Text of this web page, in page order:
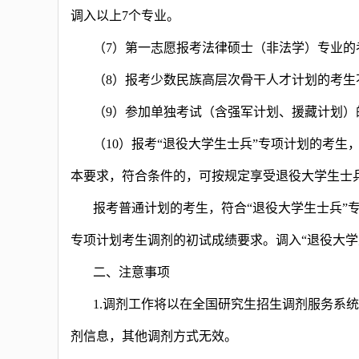
调入以上7个专业。
（7）第一志愿报考法律硕士（非法学）专业
（8）报考少数民族高层次骨干人才计划的考
（9）参加单独考试（含强军计划、援藏计划
（10）报考“退役大学生士兵”专项计划的考
本要求，符合条件的，可按规定享受退役大学生士
报考普通计划的考生，符合“退役大学生士兵”
专项计划考生调剂的初试成绩要求。调入“退役大
二、注意事项
1.调剂工作将以在全国研究生招生调剂服务系
剂信息，其他调剂方式无效。